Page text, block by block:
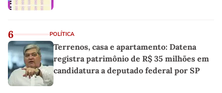
6 POLÍTICA
Terrenos, casa e apartamento: Datena
registra patrimônio de R$ 35 milhões em
candidatura a deputado federal por SP